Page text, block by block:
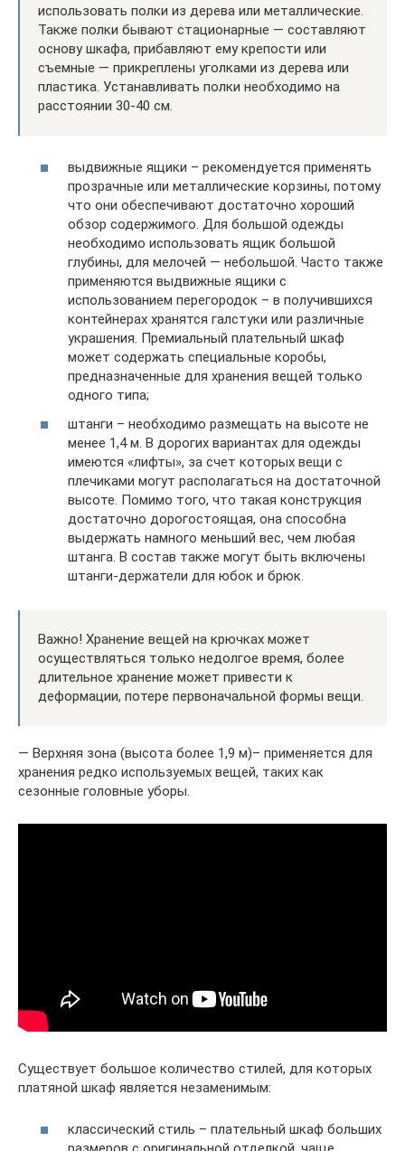
использовать полки из дерева или металлические.
Также полки бывают стационарные — составляют
основу шкафа, прибавляют ему крепости или
съемные — прикреплены уголками из дерева или
пластика. Устанавливать полки необходимо на
расстоянии 30-40 см.
выдвижные ящики – рекомендуется применять
прозрачные или металлические корзины, потому
что они обеспечивают достаточно хороший
обзор содержимого. Для большой одежды
необходимо использовать ящик большой
глубины, для мелочей — небольшой. Часто также
применяются выдвижные ящики с
использованием перегородок – в получившихся
контейнерах хранятся галстуки или различные
украшения. Премиальный плательный шкаф
может содержать специальные коробы,
предназначенные для хранения вещей только
одного типа;
штанги – необходимо размещать на высоте не
менее 1,4 м. В дорогих вариантах для одежды
имеются «лифты», за счет которых вещи с
плечиками могут располагаться на достаточной
высоте. Помимо того, что такая конструкция
достаточно дорогостоящая, она способна
выдержать намного меньший вес, чем любая
штанга. В состав также могут быть включены
штанги-держатели для юбок и брюк.
Важно! Хранение вещей на крючках может
осуществляться только недолгое время, более
длительное хранение может привести к
деформации, потере первоначальной формы вещи.
— Верхняя зона (высота более 1,9 м)– применяется для
хранения редко используемых вещей, таких как
сезонные головные уборы.
Существует большое количество стилей, для которых
платяной шкаф является незаменимым:
классический стиль – плательный шкаф больших